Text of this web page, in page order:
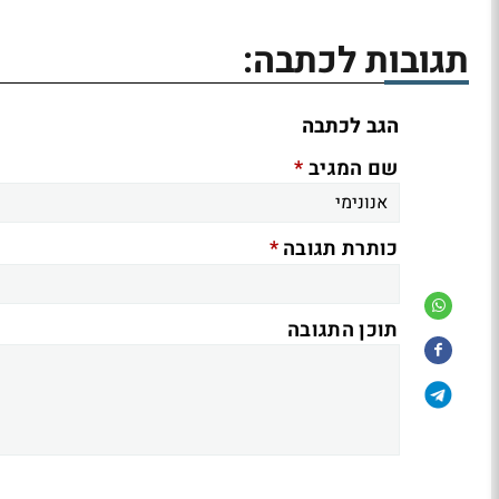
תגובות לכתבה:
הגב לכתבה
שם המגיב*
כותרת תגובה*
תוכן התגובה